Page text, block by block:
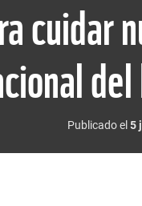
cuidar
Publicado el 5